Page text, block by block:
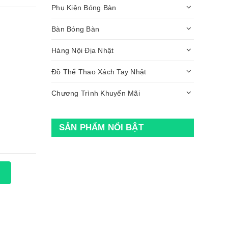
Phụ Kiện Bóng Bàn
Bàn Bóng Bàn
Hàng Nội Địa Nhật
Đồ Thể Thao Xách Tay Nhật
Chương Trình Khuyến Mãi
SẢN PHẨM NỔI BẬT